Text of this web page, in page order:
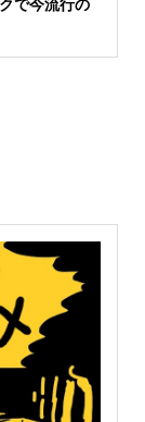
で今流行の